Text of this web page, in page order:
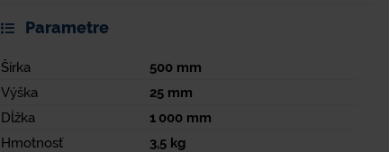
Parametre
Šírka 500 mm
Výška
25 mm
Dĺžka
1 000 mm
Hmotnosť
3,5 kg